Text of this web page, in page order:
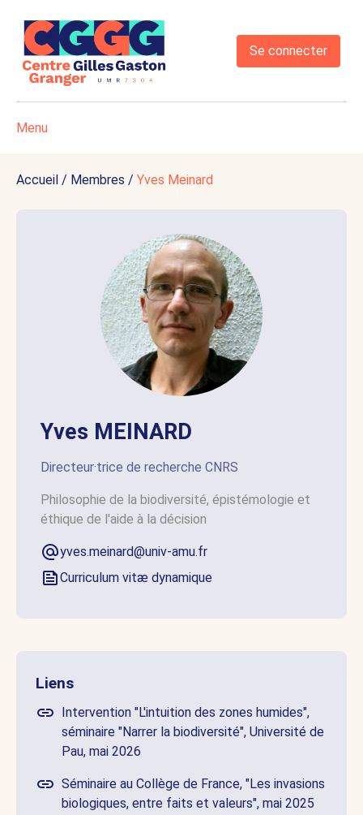
Se connecter
Menu
Accueil / Membres / Yves Meinard
Yves MEINARD
Directeur·trice de recherche CNRS
Philosophie de la biodiversité, épistémologie et
éthique de l'aide à la décision
yves.meinard@univ-amu.fr
Curriculum vitæ dynamique
Liens
Intervention "L'intuition des zones humides",
séminaire "Narrer la biodiversité", Université de
Pau, mai 2026
Séminaire au Collège de France, "Les invasions
biologiques, entre faits et valeurs", mai 2025